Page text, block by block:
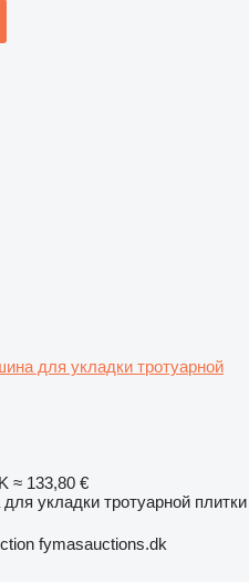
для укладки тротуарной
≈ 133,80 €
укладки тротуарной плитки
fymasauctions.dk